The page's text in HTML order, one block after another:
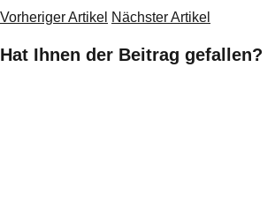
Vorheriger Artikel Nächster Artikel
Hat Ihnen der Beitrag gefallen?